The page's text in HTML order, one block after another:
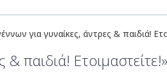
παιδιά! Ετοιμαστείτε!